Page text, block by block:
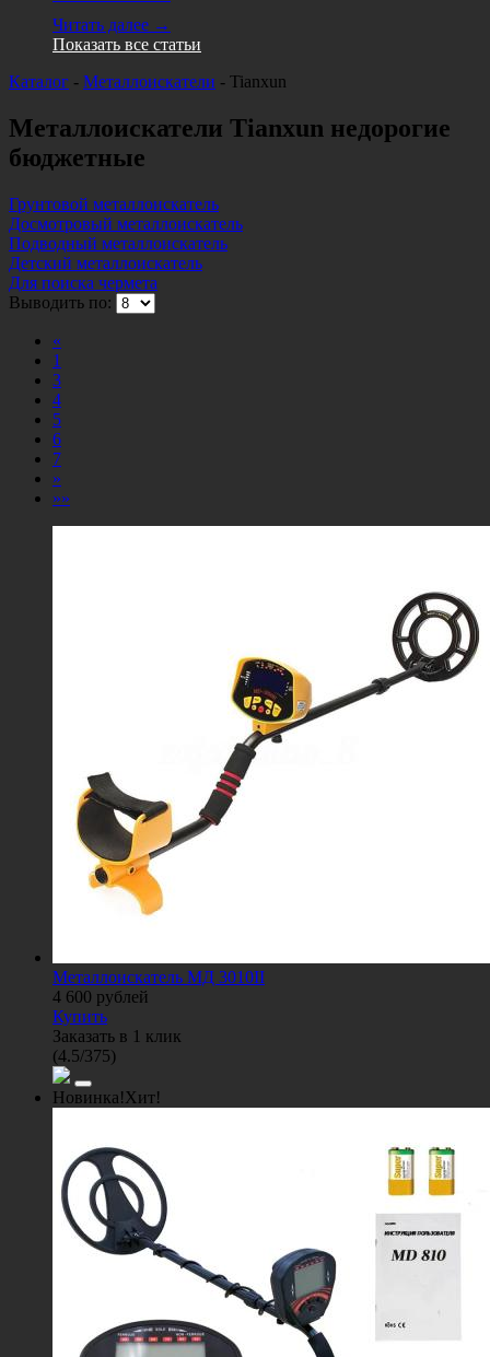
Читать далее →
Показать все статьи
Каталог - Металлоискатели - Tianxun
Металлоискатели Tianxun недорогие
бюджетные
Грунтовой металлоискатель
Досмотровый металлоискатель
Подводный металлоискатель
Детский металлоискатель
Для поиска чермета
Выводить по:
«
1
3
4
5
6
7
»
»»
Металлоискатель МД 3010II
4 600 рублей
Купить
Заказать в 1 клик
(4.5/375)
Новинка!Хит!